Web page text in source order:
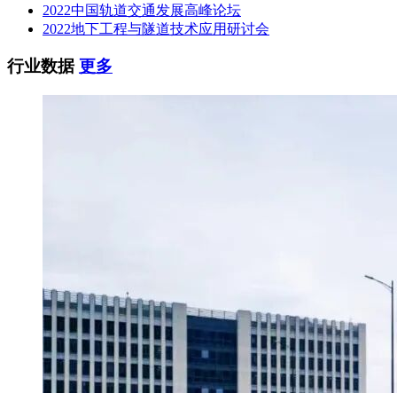
2022中国轨道交通发展高峰论坛
2022地下工程与隧道技术应用研讨会
行业数据更多